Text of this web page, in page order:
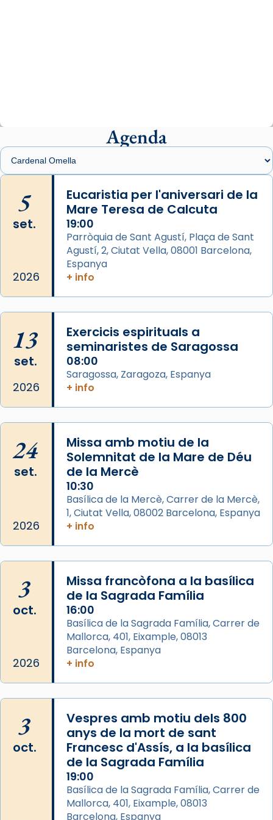
presidit aquest 27 de juliol la missa de Les
Santes de Mataró.
🔗
📸 J. Merino
Photo
View on Facebook ·
Arquebisbat de Barcelona
de Barcelona.
2 weeks ago
comitè organitzador de la visita apostòlica
del Sant Pare Lleó XIV a Barcelona, i als
col·laboradors, a la Catedral de Barcelona.
L’arquebisbe de Barcelona, el cardenal Joan
📸 Dr. G. Simón
Photo
View on Facebook ·
Arquebisbat de Barcelona
Memòria de les santes Juliana i
Semproniana, verges i màrtirs.
Acompanyant la història de sant Cugat, a
partir de l’Edat Mitjana sorgeix la tradició
que les santes Juliana (“relatiu a Júlia”) i
Semproniana (“relatiu a Semprònia =
eterna”) són deixebles seves. I l’any 1667, el
frare Joan Gaspar Roig, afirma en una obra
que les santes són filles de l’antiga Iluro.
Mataró en reivindicarà les relíquies fins que
les aconseguirà el 1772. L’ofici que es canta
a la “Missa de les Santes” (“Missa de
Glòria”) fou composta el 1848 per Mn.
Manuel Blanch, amb aire d’òpera
italianitzant; s’interpreta per privilegi
pontifici, amb orquestra i cor, i té una
duració aproximada de tres hores. Després,
Agenda
5
set.
2026
Eucaristia per l'aniversari de la
Mare Teresa de Calcuta
19:00
Parròquia de Sant Agustí, Plaça de Sant
Agustí, 2, Ciutat Vella, 08001 Barcelona,
Espanya
+ info
13
set.
2026
Exercicis espirituals a
seminaristes de Saragossa
08:00
Saragossa, Zaragoza, Espanya
+ info
24
set.
2026
Missa amb motiu de la
Solemnitat de la Mare de Déu
de la Mercè
10:30
Basílica de la Mercè, Carrer de la Mercè,
1, Ciutat Vella, 08002 Barcelona, Espanya
+ info
3
oct.
2026
Missa francòfona a la basílica
de la Sagrada Família
16:00
Basílica de la Sagrada Família, Carrer de
Mallorca, 401, Eixample, 08013
Barcelona, Espanya
+ info
3
oct.
Vespres amb motiu dels 800
anys de la mort de sant
Francesc d'Assís, a la basílica
de la Sagrada Família
19:00
Basílica de la Sagrada Família, Carrer de
Mallorca, 401, Eixample, 08013
Barcelona, Espanya